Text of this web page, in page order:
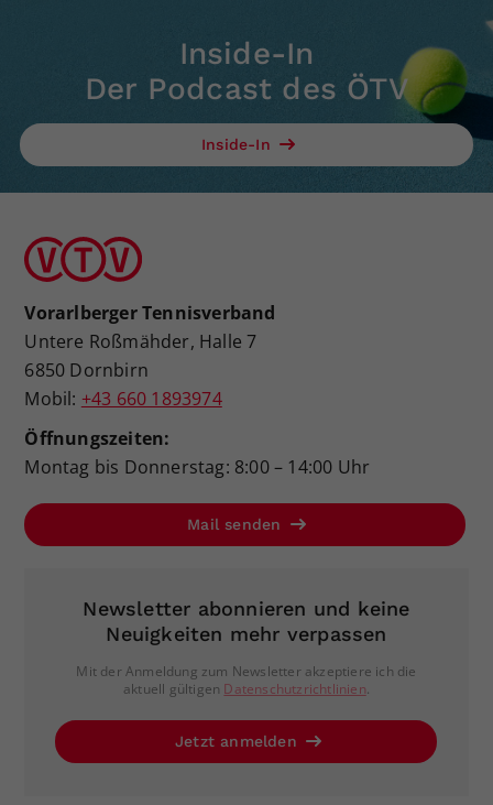
Inside-In
Der Podcast des ÖTV
Inside-In
Vorarlberger Tennisverband
Untere Roßmähder, Halle 7
6850 Dornbirn
Mobil: +43 660 1893974
Öffnungszeiten:
Montag bis Donnerstag: 8:00 – 14:00 Uhr
Mail senden
Newsletter abonnieren und keine
Neuigkeiten mehr verpassen
Mit der Anmeldung zum Newsletter akzeptiere ich die
aktuell gültigen Datenschutzrichtlinien.
Jetzt anmelden